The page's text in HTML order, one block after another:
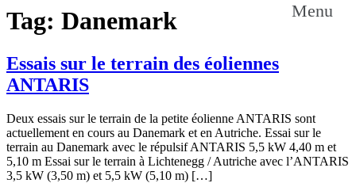
Menu
Tag: Danemark
Essais sur le terrain des éoliennes
ANTARIS
Deux essais sur le terrain de la petite éolienne ANTARIS sont
actuellement en cours au Danemark et en Autriche. Essai sur le
terrain au Danemark avec le répulsif ANTARIS 5,5 kW 4,40 m et
5,10 m Essai sur le terrain à Lichtenegg / Autriche avec l’ANTARIS
3,5 kW (3,50 m) et 5,5 kW (5,10 m) […]